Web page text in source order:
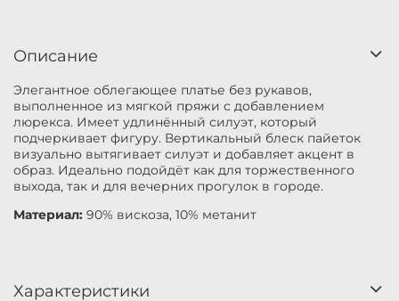
Описание
Элегантное облегающее платье без рукавов,
выполненное из мягкой пряжи с добавлением
люрекса. Имеет удлинённый силуэт, который
подчеркивает фигуру. Вертикальный блеск пайеток
визуально вытягивает силуэт и добавляет акцент в
образ. Идеально подойдёт как для торжественного
выхода, так и для вечерних прогулок в городе.
Материал: 90% вискоза, 10% метанит
Характеристики